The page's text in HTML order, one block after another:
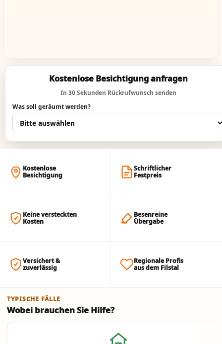
Kostenlose Besichtigung anfragen
In 30 Sekunden Rückrufwunsch senden
Was soll geräumt werden?
Kostenlose
Besichtigung
Schriftlicher
Festpreis
Keine versteckten
Kosten
Besenreine
Übergabe
Versichert &
zuverlässig
Regionale Profis
aus dem Filstal
TYPISCHE FÄLLE
Wobei brauchen Sie Hilfe?